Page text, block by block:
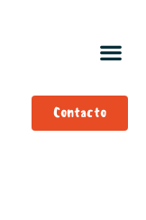
Contacto